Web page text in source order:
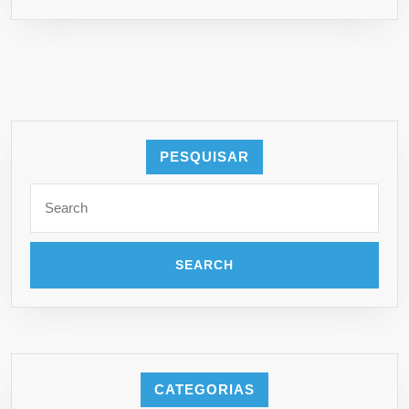
PESQUISAR
for:
CATEGORIAS